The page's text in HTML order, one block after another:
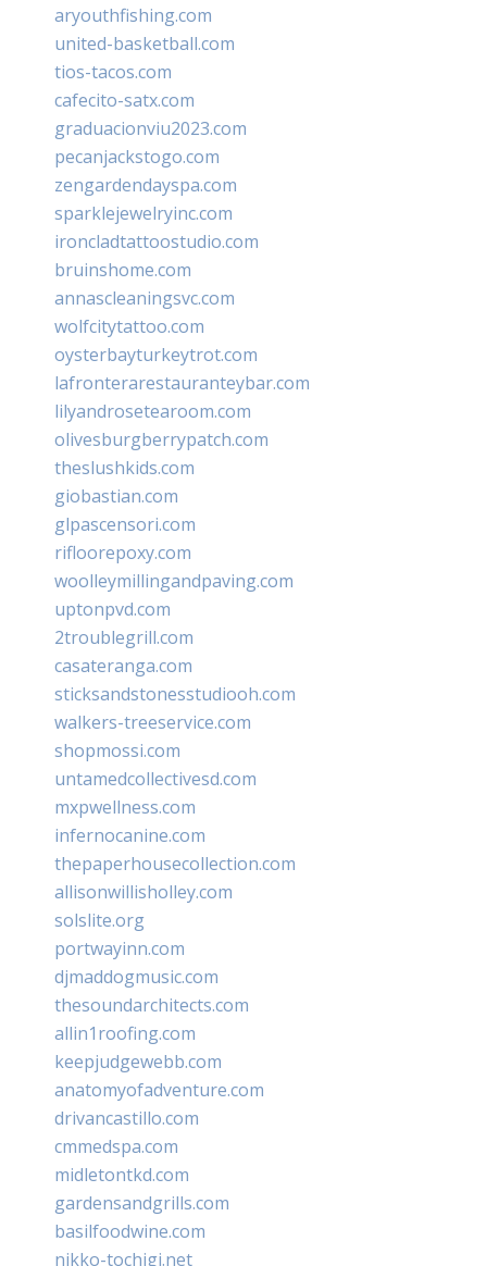
aryouthfishing.com
united-basketball.com
tios-tacos.com
cafecito-satx.com
graduacionviu2023.com
pecanjackstogo.com
zengardendayspa.com
sparklejewelryinc.com
ironcladtattoostudio.com
bruinshome.com
annascleaningsvc.com
wolfcitytattoo.com
oysterbayturkeytrot.com
lafronterarestauranteybar.com
lilyandrosetearoom.com
olivesburgberrypatch.com
theslushkids.com
giobastian.com
glpascensori.com
rifloorepoxy.com
woolleymillingandpaving.com
uptonpvd.com
2troublegrill.com
casateranga.com
sticksandstonesstudiooh.com
walkers-treeservice.com
shopmossi.com
untamedcollectivesd.com
mxpwellness.com
infernocanine.com
thepaperhousecollection.com
allisonwillisholley.com
solslite.org
portwayinn.com
djmaddogmusic.com
thesoundarchitects.com
allin1roofing.com
keepjudgewebb.com
anatomyofadventure.com
drivancastillo.com
cmmedspa.com
midletontkd.com
gardensandgrills.com
basilfoodwine.com
nikko-tochigi.net